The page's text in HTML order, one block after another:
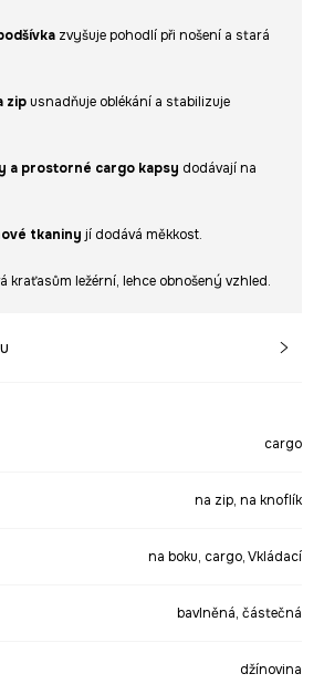
zvyšuje pohodlí při nošení a stará
zip usnadňuje oblékání a stabilizuje
a prostorné cargo kapsy dodávají na
tkaniny jí dodává měkkost.
kraťasům ležérní, lehce obnošený vzhled.
cargo
na zip, na knoflík
na boku, cargo, Vkládací
bavlněná, částečná
džínovina